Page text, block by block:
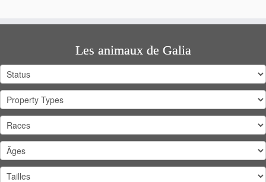
Les animaux de Galia